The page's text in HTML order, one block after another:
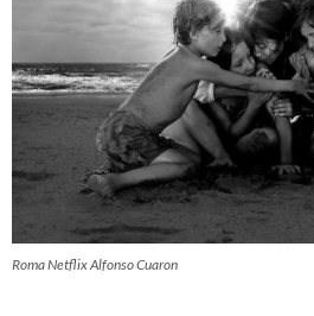
Roma Netflix Alfonso Cuaron